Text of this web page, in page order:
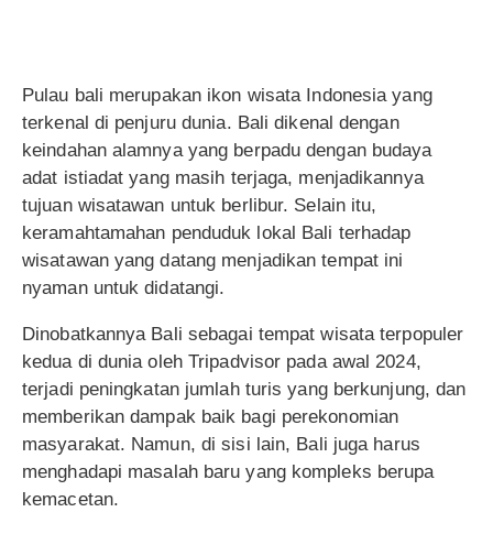
Pulau bali merupakan ikon wisata Indonesia yang
terkenal di penjuru dunia. Bali dikenal dengan
keindahan alamnya yang berpadu dengan budaya
adat istiadat yang masih terjaga, menjadikannya
tujuan wisatawan untuk berlibur. Selain itu,
keramahtamahan penduduk lokal Bali terhadap
wisatawan yang datang menjadikan tempat ini
nyaman untuk didatangi.
Dinobatkannya Bali sebagai tempat wisata terpopuler
kedua di dunia oleh Tripadvisor pada awal 2024,
terjadi peningkatan jumlah turis yang berkunjung, dan
memberikan dampak baik bagi perekonomian
masyarakat. Namun, di sisi lain, Bali juga harus
menghadapi masalah baru yang kompleks berupa
kemacetan.